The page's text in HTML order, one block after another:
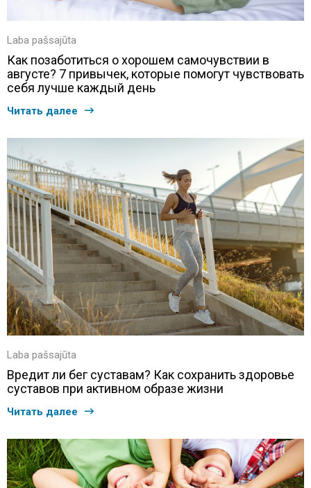
Laba pašsajūta
Как позаботиться о хорошем самочувствии в
августе? 7 привычек, которые помогут чувствовать
себя лучше каждый день
Читать далее
Laba pašsajūta
Вредит ли бег суставам? Как сохранить здоровье
суставов при активном образе жизни
Читать далее